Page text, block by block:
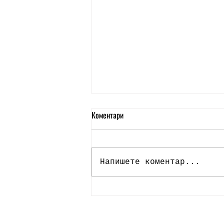
Коментари
Напишете коментар...